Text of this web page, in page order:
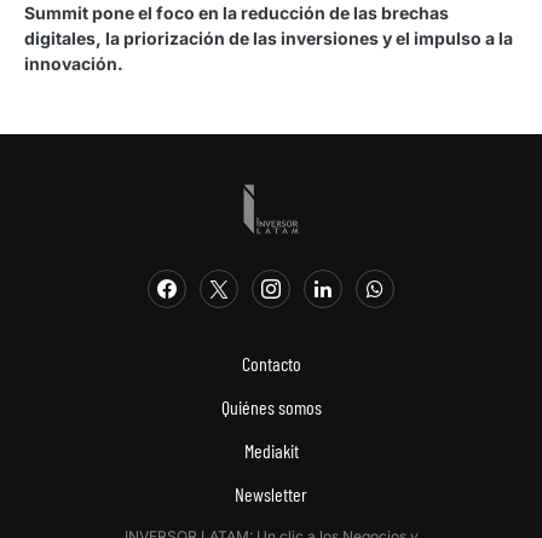
Summit pone el foco en la reducción de las brechas
digitales, la priorización de las inversiones y el impulso a la
innovación.
Contacto
Quiénes somos
Mediakit
Newsletter